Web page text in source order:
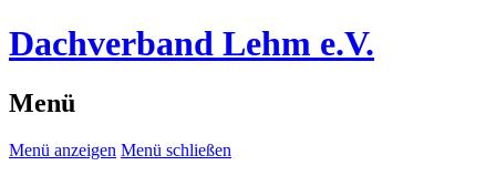
Dachverband Lehm e.V.
Menü
Menü anzeigen Menü schließen